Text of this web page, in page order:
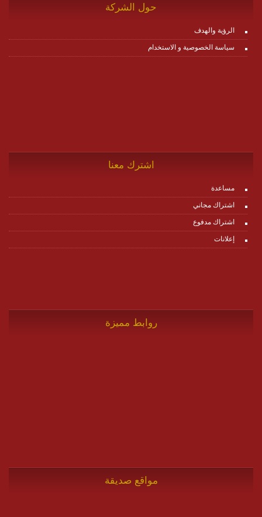
حول الشركة
الرؤية والهدف
سياسة الخصوصية و الاستخدام
اشترك معنا
مساعدة
اشتراك مجاني
اشتراك مدفوع
إعلانات
روابط مميزة
مواقع صديقة